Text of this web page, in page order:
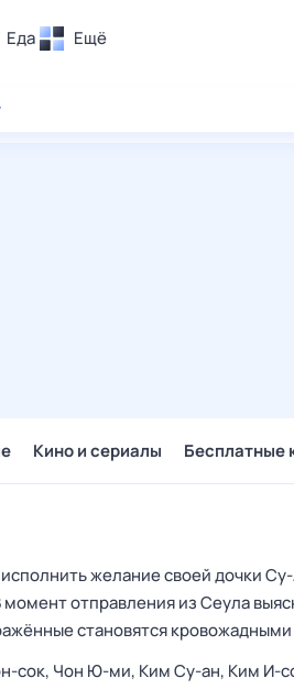
Еда Ещё
Кино и сериалы Бесплатные
желание своей дочки
отправления из Сеула
становятся
сок, Чон Ю-ми, Ким Су-ан, Ким И-